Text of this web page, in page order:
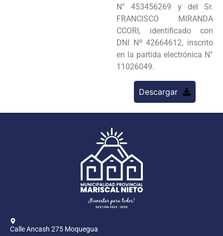
N° 453456269 y del Sr.
FRANCISCO MIRANDA
CCORI, identificado con
DNI Nº 42664612, inscrito
en la partida electrónica N°
11026049.
Descargar
Calle Ancash 275 Moquegua